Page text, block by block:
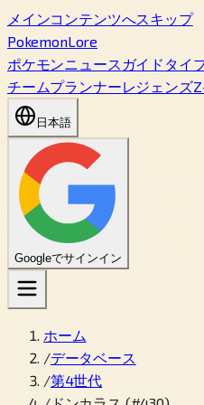
メインコンテンツへスキップ
PokemonLore
ポケモンニュース ガイド タイ
チームプランナーレジェンズ
日本語
Googleでサインイン
ホーム
/データベース
/第4世代